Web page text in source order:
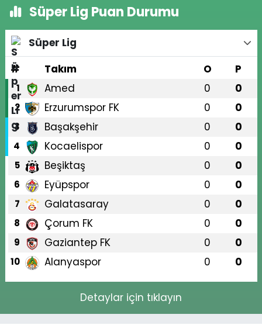
Süper Lig Puan Durumu
Süper Lig
#
Takım O P
1 Amed 0 0
2 Erzurumspor FK 0 0
3 Başakşehir 0 0
4 Kocaelispor 0 0
5 Beşiktaş 0 0
6 Eyüpspor 0 0
7 Galatasaray 0 0
8 Çorum FK 0 0
9 Gaziantep FK 0 0
10 Alanyaspor 0 0
Detaylar için tıklayın